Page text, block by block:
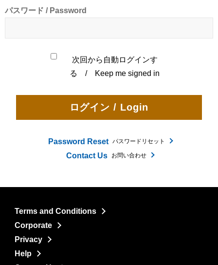
パスワード / Password
次回から自動ログインす
る / Keep me signed in
Password Reset パスワードリセット
Contact Us お問い合わせ
Terms and Conditions
Corporate
Privacy
Help